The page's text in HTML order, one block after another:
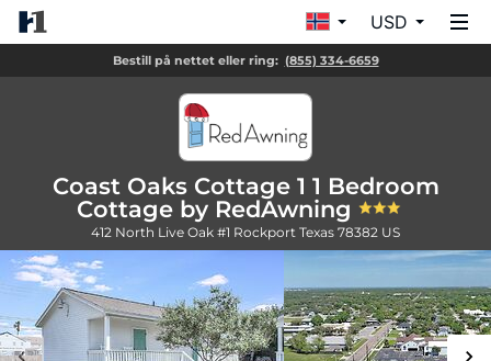
USD
Bestill på nettet eller ring: (855) 334-6659
Coast Oaks Cottage 1 1 Bedroom
Cottage by RedAwning
412 North Live Oak #1 Rockport Texas 78382 US